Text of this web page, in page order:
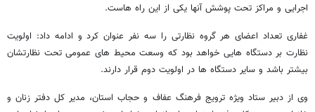
اجرایی و مراکز تحت پوشش آنها یکی از این راه هاست.
غفاری تعداد اعضای هر گروه نظارتی را سه نفر عنوان کرد و ادامه داد: اولویت
نظارت بر دستگاه هایی خواهد بود که وسعت محیط های عمومی تحت نظارتشان
بیشتر باشد و سایر دستگاه ها در اولویت دوم قرار دارند.
وی از دبیر ستاد ویژه ترویج فرهنگ عفاف و حجاب استان، مدیر کل دفتر زنان و